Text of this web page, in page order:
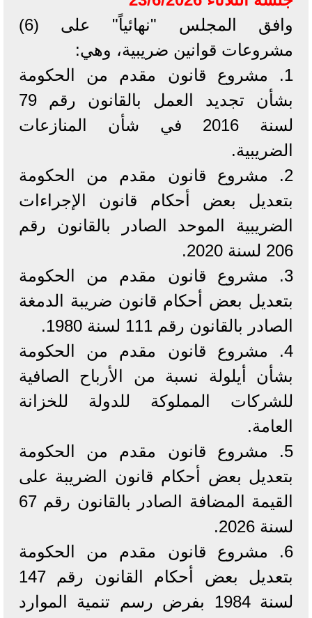
وافق المجلس "نهائياً" على (6)
مشروعات قوانين ضريبية، وهي:
1. مشروع قانون مقدم من الحكومة
بشأن تجديد العمل بالقانون رقم 79
لسنة 2016 في شأن المنازعات
الضريبية.
2. مشروع قانون مقدم من الحكومة
بتعديل بعض أحكام قانون الإجراءات
الضريبية الموحد الصادر بالقانون رقم
206 لسنة 2020.
3. مشروع قانون مقدم من الحكومة
بتعديل بعض أحكام قانون ضريبة الدمغة
الصادر بالقانون رقم 111 لسنة 1980.
4. مشروع قانون مقدم من الحكومة
بشأن أيلولة نسبة من الأرباح الصافية
للشركات المملوكة للدولة للخزانة
العامة.
5. مشروع قانون مقدم من الحكومة
بتعديل بعض أحكام قانون الضريبة على
القيمة المضافة الصادر بالقانون رقم 67
لسنة 2026.
6. مشروع قانون مقدم من الحكومة
بتعديل بعض أحكام القانون رقم 147
لسنة 1984 بفرض رسم تنمية الموارد